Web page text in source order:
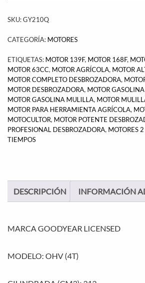
SKU:GY210Q
CATEGORÍA: MOTORES
ETIQUETAS: MOTOR 139F, MOTOR 168F,
MOTOR 63CC, MOTOR AGRÍCOLA, MOTOR
MOTOR COMPLETO DESBROZADORA,
MOTOR DESBROZADORA, MOTOR
MOTOR GASOLINA MULILLA, MOTOR
MOTOR PARA HERRAMIENTA AGRÍCOLA,
MOTOCULTOR, MOTOR POTENTE
PROFESIONAL DESBROZADORA, MOTORES
TIEMPOS
DESCRIPCIÓN INFORMACIÓN
MARCA GOODYEAR LICENSED
MODELO: OHV (4T)